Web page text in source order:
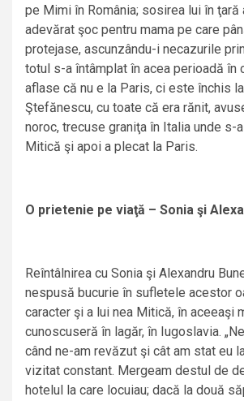
pe Mimi în România; sosirea lui în ţară
adevărat şoc pentru mama pe care
protejase, ascunzându-i necazurile
totul s-a întâmplat în acea perioadă în
aflase că nu e la Paris, ci este închis
Ştefănescu, cu toate că era rănit,
noroc, trecuse graniţa în Italia unde s-
Mitică şi apoi a plecat la Paris.
O prietenie pe viaţă – Sonia şi
Reîntâlnirea cu Sonia şi Alexandru
nespusă bucurie în sufletele acestor
caracter şi a lui nea Mitică, în aceeaşi
cunoscuseră în lagăr, în Iugoslavia.
când ne-am revăzut şi cât am stat eu
vizitat constant. Mergeam destul de
hotelul la care locuiau; dacă la două